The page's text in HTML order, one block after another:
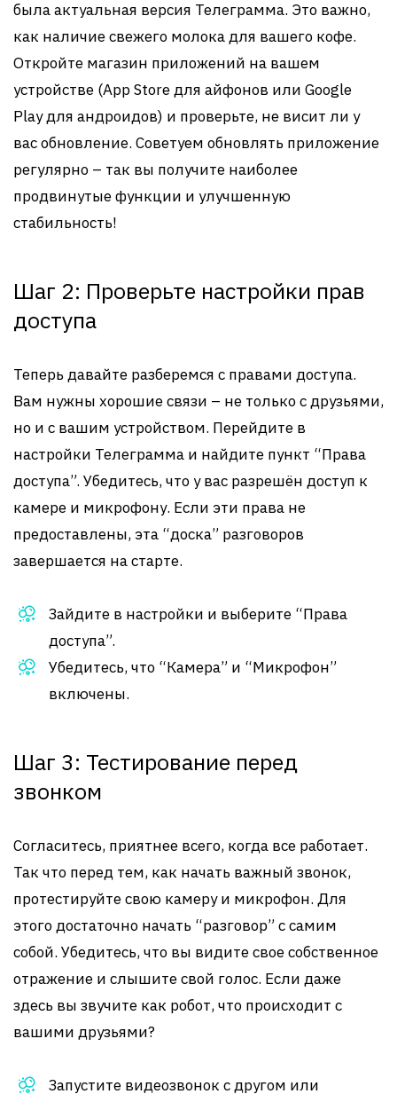
была актуальная версия Телеграмма. Это важно,
как наличие свежего молока для вашего кофе.
Откройте магазин приложений на вашем
устройстве (App Store для айфонов или Google
Play для андроидов) и проверьте, не висит ли у
вас обновление. Советуем обновлять приложение
регулярно – так вы получите наиболее
продвинутые функции и улучшенную
стабильность!
Шаг 2: Проверьте настройки прав
доступа
Теперь давайте разберемся с правами доступа.
Вам нужны хорошие связи – не только с друзьями,
но и с вашим устройством. Перейдите в
настройки Телеграмма и найдите пункт “Права
доступа”. Убедитесь, что у вас разрешён доступ к
камере и микрофону. Если эти права не
предоставлены, эта “доска” разговоров
завершается на старте.
Зайдите в настройки и выберите “Права
доступа”.
Убедитесь, что “Камера” и “Микрофон”
включены.
Шаг 3: Тестирование перед
звонком
Согласитесь, приятнее всего, когда все работает.
Так что перед тем, как начать важный звонок,
протестируйте свою камеру и микрофон. Для
этого достаточно начать “разговор” с самим
собой. Убедитесь, что вы видите свое собственное
отражение и слышите свой голос. Если даже
здесь вы звучите как робот, что происходит с
вашими друзьями?
Запустите видеозвонок с другом или